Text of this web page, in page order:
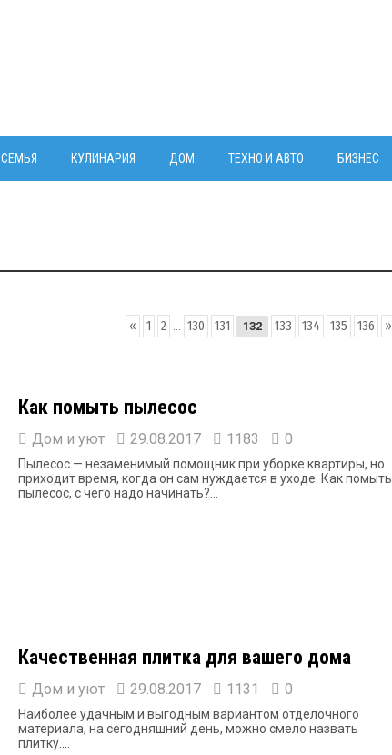
СЕМЬЯ КУЛИНАРИЯ ДОМ ТЕХНО И АВТО БИЗНЕС
« 1 2 130 131 132 133 134 135 136 »
Как помыть пылесос
Дом и уют 29.08.2017 1183 0
Пылесос — незаменимый помощник при уборке квартиры, но
приходит время, когда он сам нуждается в уходе. Как помыть
пылесос, с чего надо начинать?...
Качественная плитка для вашего дома
Дом и уют 29.08.2017 1131 0
Наиболее удачным и выгодным вариантом отделочного
материала, на сегодняшний день, можно смело назвать
плитку....